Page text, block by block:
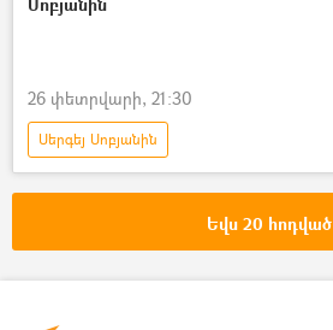
26 փետրվարի, 21:30
Սերգեյ Սոբյանին
Մոսկվա
Հատուկ ռազմական գործողություն
Եվս 20 հոդված